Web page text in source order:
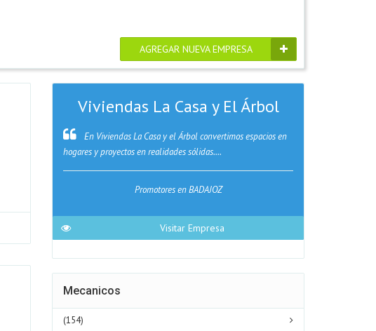
AGREGAR NUEVA EMPRESA
Viviendas La Casa y El Árbol
En Viviendas La Casa y el Árbol convertimos espacios en
hogares y proyectos en realidades sólidas....
Promotores en BADAJOZ
Visitar Empresa
Mecanicos
(154)